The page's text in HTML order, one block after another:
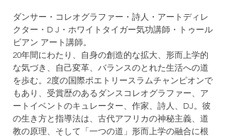
ダンサー・コレオグラファー・詩人・アートディレ
クター・D J・ホワイトタイガー気功講師・トゥール
ビアン アート講師。
20年間にわたり、自身の創造的な拡大、形而上学的
な気づき、自己変革、バランスのとれた生活への道
を歩む。2度の国際ポエトリースラムチャンピオンで
もあり、受賞歴のあるダンスコレオグラファー、ア
ートイベントのキュレーター、作家、詩人、DJ。彼
の生き方と指導法は、古代アフリカの神秘主義、道
教の原理、そして「一つの道」形而上学の融合に根